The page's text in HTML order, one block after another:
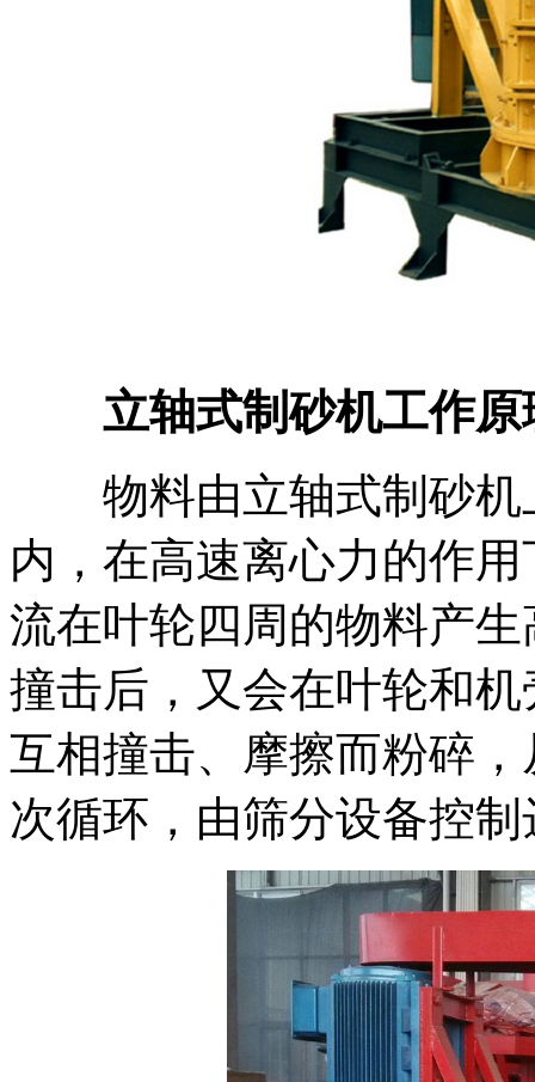
立轴式制砂机工作原
物料由立轴式制砂机
内，在高速离心力的作
流在叶轮四周的物料产
撞击后，又会在叶轮和
互相撞击、摩擦而粉碎
次循环，由筛分设备控